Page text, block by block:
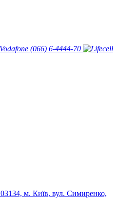
(066) 6-4444-70
03134, м. Київ, вул. Симиренко,